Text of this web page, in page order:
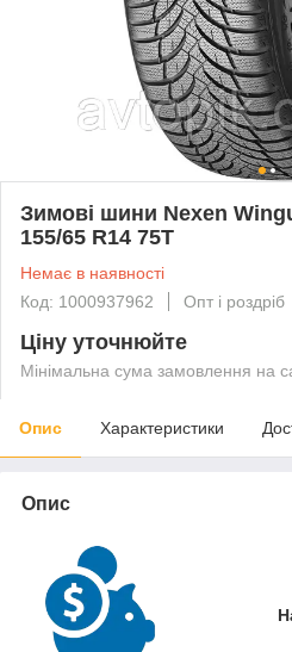
Зимові шини Nexen
155/65 R14 75T
Немає в наявності
Код: 1000937962
Опт і роздріб
Ціну уточнюйте
Мінімальна сума замовлення на
Опис Характеристики
Опис